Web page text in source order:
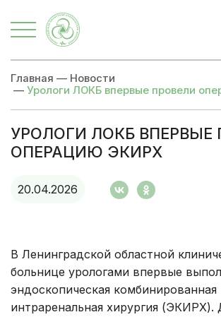
Главная — Новости
— Урологи ЛОКБ впервые провели
УРОЛОГИ ЛОКБ ВПЕРВЫЕ
ОПЕРАЦИЮ ЭКИРХ
20.04.2026
В Ленинградской областной
больнице урологами впервые
эндоскопическая комбинированная
интраренальная хирургия (ЭКИРХ).